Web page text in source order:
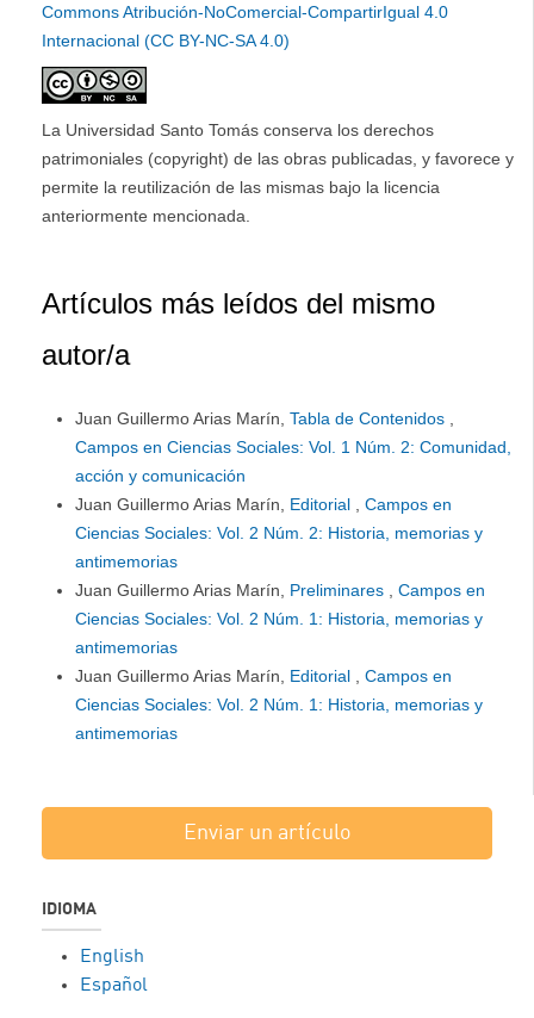
Commons Atribución-NoComercial-CompartirIgual 4.0
Internacional (CC BY-NC-SA 4.0)
La Universidad Santo Tomás conserva los derechos
patrimoniales (copyright) de las obras publicadas, y favorece y
permite la reutilización de las mismas bajo la licencia
anteriormente mencionada.
Artículos más leídos del mismo
autor/a
Juan Guillermo Arias Marín, Tabla de Contenidos
Campos en Ciencias Sociales: Vol. 1 Núm. 2: Comunidad,
acción y comunicación
Juan Guillermo Arias Marín, Editorial
Campos en
Ciencias Sociales: Vol. 2 Núm. 2: Historia, memorias y
antimemorias
Juan Guillermo Arias Marín, Preliminares
Campos en
Ciencias Sociales: Vol. 2 Núm. 1: Historia, memorias y
antimemorias
Juan Guillermo Arias Marín, Editorial
Campos en
Ciencias Sociales: Vol. 2 Núm. 1: Historia, memorias y
antimemorias
Enviar un artículo
IDIOMA
English
Español